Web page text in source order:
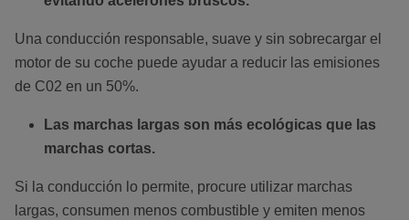
Una conducción responsable, suave y sin sobrecargar el
motor de su coche puede ayudar a reducir las emisiones
de C02 en un 50%.
Las marchas largas son más ecológicas que las
marchas cortas.
Si la conducción lo permite, procure utilizar marchas
largas, consumen menos combustible y emiten menos